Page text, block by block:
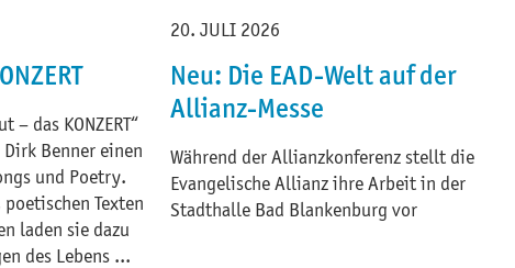
– das KONZERT“
Benner einen
und Poetry.
Texten
laden sie dazu
des Lebens ...
20. JULI 2026
Neu: Die EAD-Welt auf der
Allianz-Messe
Während der Allianzkonferenz stellt die
Evangelische Allianz ihre Arbeit in der
Stadthalle Bad Blankenburg vor